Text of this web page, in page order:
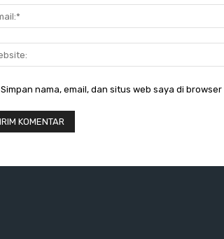
Simpan nama, email, dan situs web saya di